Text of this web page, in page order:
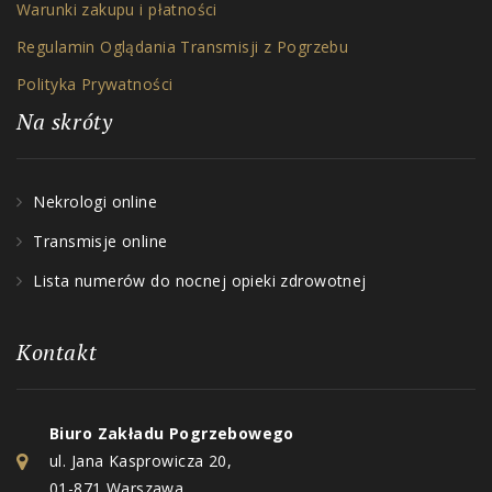
Warunki zakupu i płatności
Regulamin Oglądania Transmisji z Pogrzebu
Polityka Prywatności
Na skróty
Nekrologi online
Transmisje online
Lista numerów do nocnej opieki zdrowotnej
Kontakt
Biuro Zakładu Pogrzebowego
ul. Jana Kasprowicza 20,